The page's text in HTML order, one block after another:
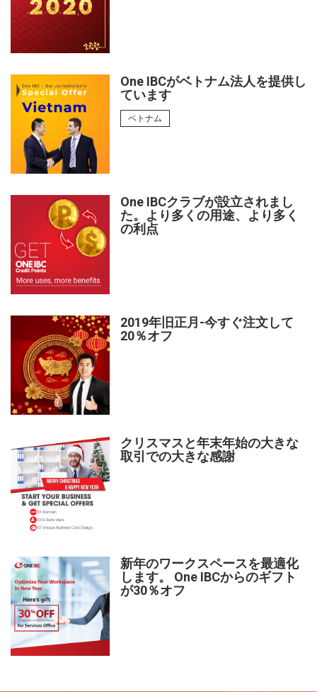
One IBCがベトナム法人を提供し
ています
ベトナム
One IBCクラブが設立されまし
た。より多くの用途、より多く
の利点
2019年旧正月-今すぐ注文して
20％オフ
クリスマスと年末年始の大きな
取引での大きな感謝
新年のワークスペースを最適化
します。 One IBCからのギフト
が30％オフ